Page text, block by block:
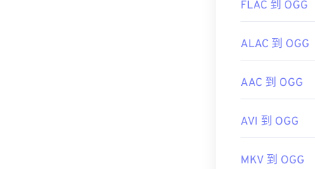
FLAC 到 OGG
ALAC 到 OGG
AAC 到 OGG
AVI 到 OGG
MKV 到 OGG